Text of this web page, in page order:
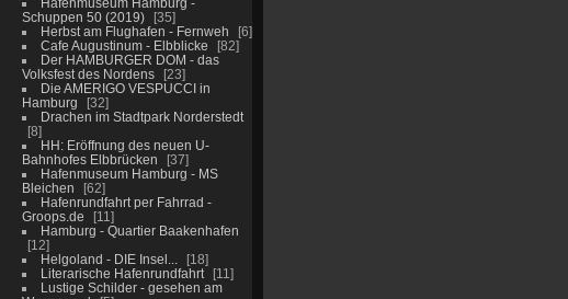
Schuppen 50 (2019)
35
Herbst am Flughafen - Fernweh
6
Cafe Augustinum - Elbblicke
82
Der HAMBURGER DOM - das
Volksfest des Nordens
23
Die AMERIGO VESPUCCI in
Hamburg
32
Drachen im Stadtpark Norderstedt
8
HH: Eröffnung des neuen U-
Bahnhofes Elbbrücken
37
Hafenmuseum Hamburg - MS
Bleichen
62
Hafenrundfahrt per Fahrrad -
Groops.de
11
Hamburg - Quartier Baakenhafen
12
Helgoland - DIE Insel...
18
Literarische Hafenrundfahrt
11
Lustige Schilder - gesehen am